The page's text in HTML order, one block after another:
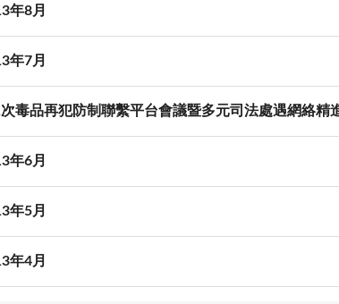
年8月
年7月
毒品再犯防制聯繫平台會議暨多元司法處遇網絡精
年6月
年5月
年4月